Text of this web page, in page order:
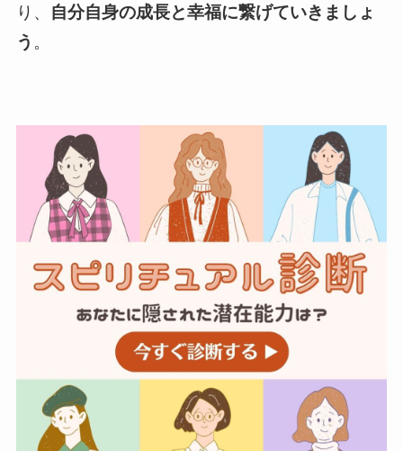
り、 自分自身の成長と幸福に繋げていきましょ
う 。